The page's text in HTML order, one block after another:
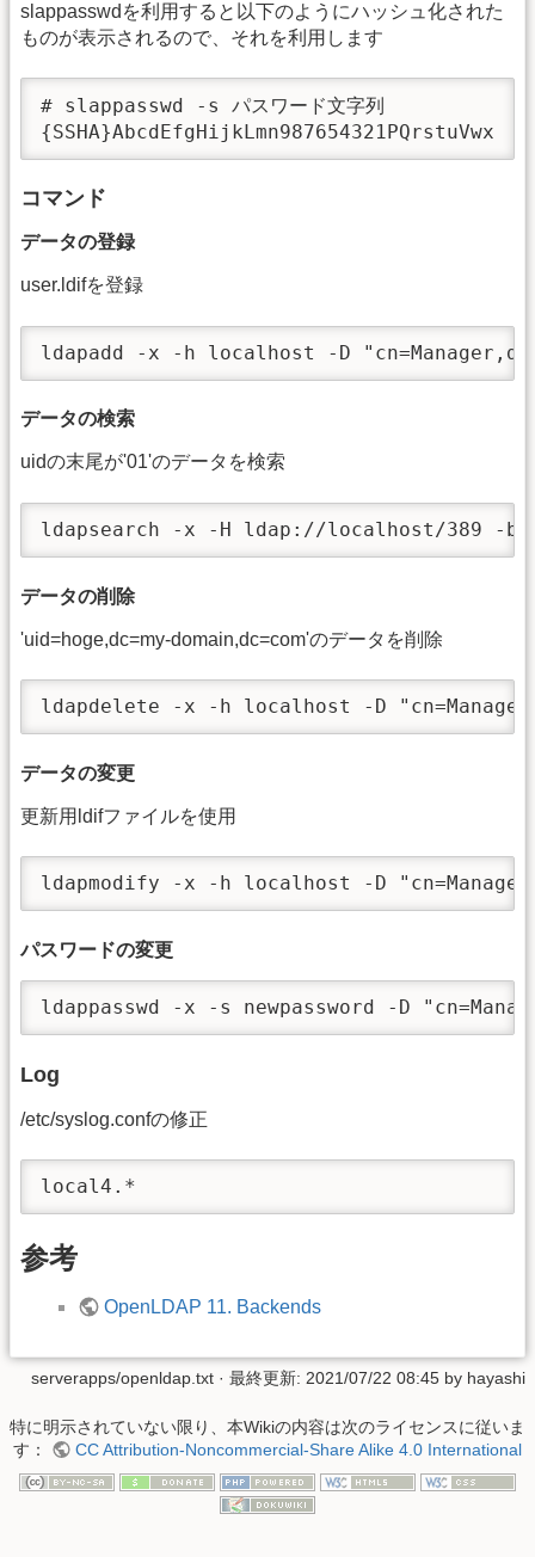
slappasswdを利用すると以下のようにハッシュ化された
ものが表示されるので、それを利用します
# slappasswd -s パスワード文字列
{SSHA}AbcdEfgHijkLmn987654321PQrstuVwx
コマンド
データの登録
user.ldifを登録
ldapadd -x -h localhost -D
データの検索
uidの末尾が'01'のデータを検索
ldapsearch -x -H ldap://localhost/389 -b
データの削除
'uid=hoge,dc=my-domain,dc=com'のデータを削除
ldapdelete -x -h localhost -D
データの変更
更新用ldifファイルを使用
ldapmodify -x -h localhost -D
パスワードの変更
ldappasswd -x -s newpassword -D
Log
/etc/syslog.confの修正
local4.*
参考
OpenLDAP 11. Backends
serverapps/openldap.txt · 最終更新: 2021/07/22 08:45 by hayashi
特に明示されていない限り、本Wikiの内容は次のライセンスに従いま
す：
CC Attribution-Noncommercial-Share Alike 4.0 International